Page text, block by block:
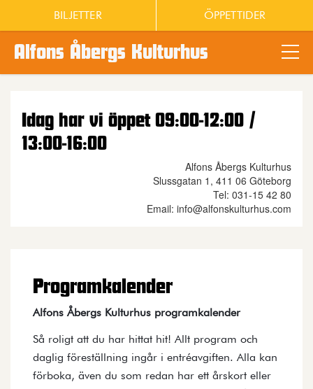
Alfons Åbergs Kulturhus
BILJETTER ÖPPETTIDER
Idag har vi öppet 09:00-12:00 /
13:00-16:00
Alfons Åbergs Kulturhus
Slussgatan 1, 411 06 Göteborg
Tel: 031-15 42 80
Email: info@alfonskulturhus.com
Programkalender
Alfons Åbergs Kulturhus programkalender
Så roligt att du har hittat hit! Allt program och
daglig föreställning ingår i entréavgiften. Alla kan
förboka, även du som redan har ett årskort eller